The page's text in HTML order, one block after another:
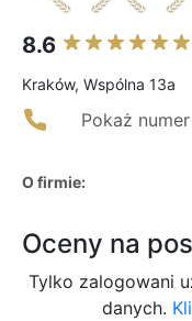
8.6
Kraków, Wspólna 13a
Pokaż
O firmie:
Oceny na
Tylko zalogowani
danych.